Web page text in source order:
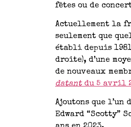
fêtes ou de
Actuellement la
seulement que
établi depuis
droite), d’une
de nouveaux
datantdu 5 avril
Ajoutons que l’un
Edward “Scotty”